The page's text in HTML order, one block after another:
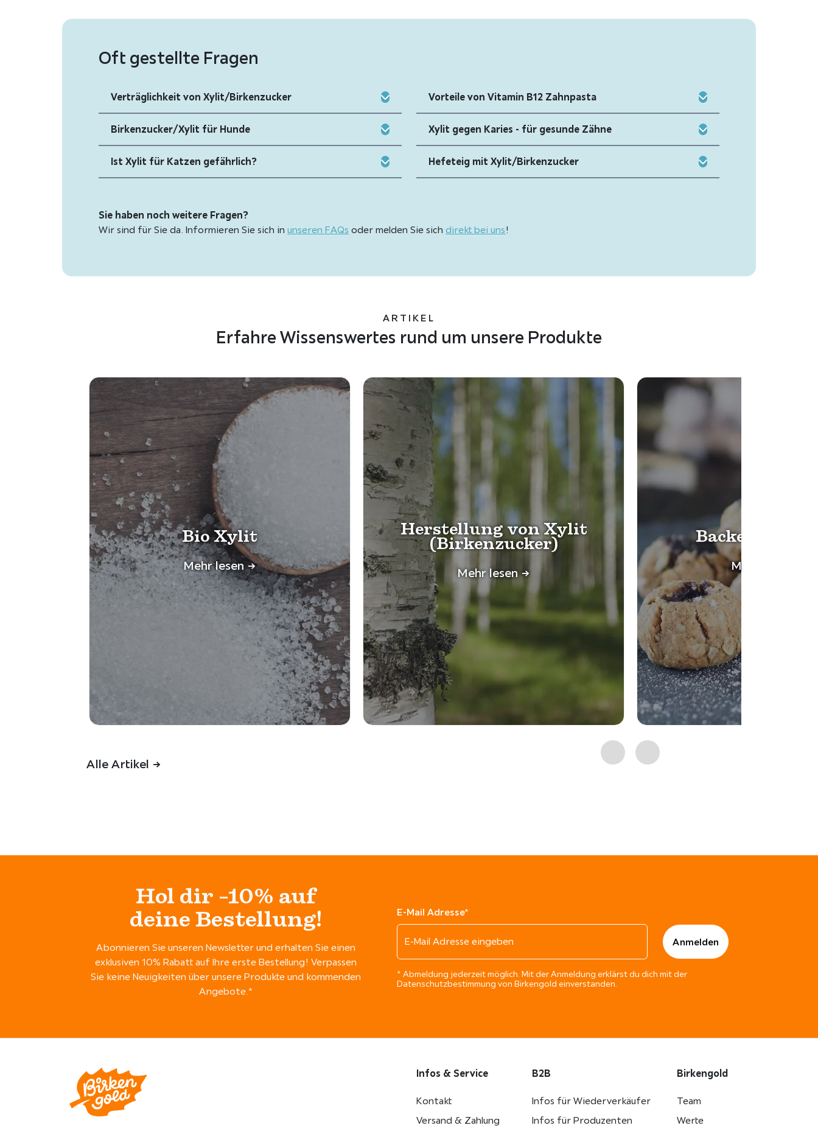
Oft gestellte Fragen
Verträglichkeit von Xylit/Birkenzucker
Birkenzucker/Xylit für Hunde
Ist Xylit für Katzen gefährlich?
Vorteile von Vitamin B12 Zahnpasta
Xylit gegen Karies - für gesunde Zähne
Hefeteig mit Xylit/Birkenzucker
Sie haben noch weitere Fragen?
Wir sind für Sie da. Informieren Sie sich in unseren FAQs oder melden Sie sich direkt bei uns!
ARTIKEL
Erfahre Wissenswertes rund um unsere Produkte
Bio Xylit
Mehr lesen ->
Herstellung von Xylit
(Birkenzucker)
Mehr lesen ->
Backen mit
Mehr lesen ->
Alle Artikel ->
Hol dir -10% auf
deine Bestellung!
Abonnieren Sie unseren Newsletter und erhalten Sie einen
exklusiven 10% Rabatt auf Ihre erste Bestellung! Verpassen
Sie keine Neuigkeiten über unsere Produkte und kommenden
Angebote.*
E-Mail Adresse*
* Abmeldung jederzeit möglich. Mit der Anmeldung erklärst du dich mit der
Datenschutzbestimmung von Birkengold einverstanden.
Infos & Service
Kontakt
Versand & Zahlung
B2B
Infos für Wiederverkäufer
Infos für Produzenten
Birkengold
Team
Werte